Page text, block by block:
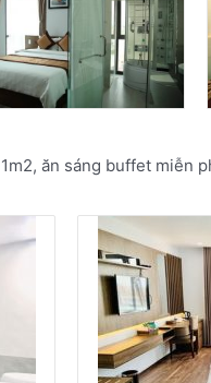
ăn sáng buffet miễn